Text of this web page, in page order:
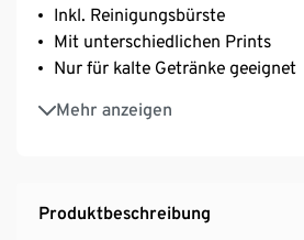
Inkl. Reinigungsbürste
Mit unterschiedlichen Prints
Nur für kalte Getränke geeignet
Mehr anzeigen
Länge je ca. 20 cm
Diese Trinkhalme reduzieren Müll.
Produktbeschreibung